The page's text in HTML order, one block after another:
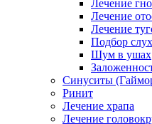
Лечение
Лечение
Лечение
Подбор
Шум в ушах
Синуситы
Ринит
Лечение храпа
Лечение